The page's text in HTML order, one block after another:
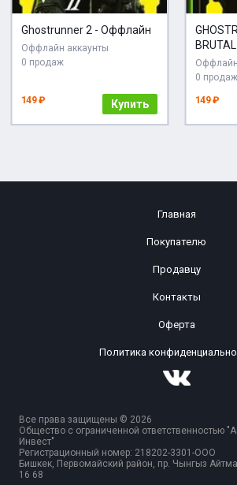
Ghostrunner 2 - Оффлайн
Оффлайн аккаунты
0 продаж
149 ₽ Купить
0 продаж
149 ₽
Главная
Покупателю
Продавцу
Контакты
Оферта
Политика
Все права защищены © 2026
Общество с ограниченной ответственностью
Инвест"
Регистрационный номер: 218202-3301-ООО
Бишкек, Первомайский район, пр. Чынгыз
16 68